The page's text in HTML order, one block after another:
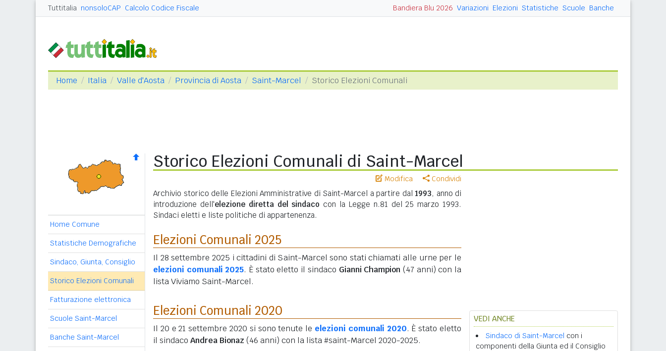
Tuttitalia nonsoloCAP Calcolo Codice Fiscale Bandiera Blu 2026 Variazioni Elezioni Statistiche Scuole Banche
Home Italia Valle d'Aosta Provincia di Aosta Saint-Marcel Storico Elezioni Comunali
Home Comune
Statistiche Demografiche
Sindaco, Giunta, Consiglio
Storico Elezioni Comunali
Fatturazione elettronica
Scuole Saint-Marcel
Banche Saint-Marcel
Storico Elezioni Comunali di Saint-Marcel
Modifica Condividi
Archivio storico delle Elezioni Amministrative di Saint-Marcel a partire dal 1993, anno di
introduzione dell'elezione diretta del sindaco con la Legge n.81 del 25 marzo 1993.
Sindaci eletti e liste politiche di appartenenza.
Elezioni Comunali 2025
Il 28 settembre 2025 i cittadini di Saint-Marcel sono stati chiamati alle urne per le
elezioni comunali 2025. È stato eletto il sindaco Gianni Champion (47 anni) con la
lista Viviamo Saint-Marcel.
Elezioni Comunali 2020
Il 20 e 21 settembre 2020 si sono tenute le elezioni comunali 2020. È stato eletto
il sindaco Andrea Bionaz (46 anni) con la lista #saint-Marcel 2020-2025.
VEDI ANCHE
Sindaco di Saint-Marcel con i
componenti della Giunta ed il Consiglio